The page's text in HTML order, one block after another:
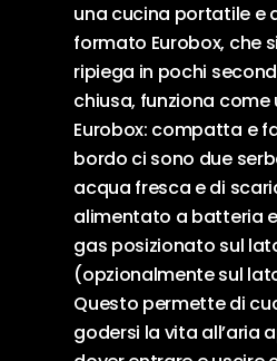
una cucina portatile e
formato Eurobox, che
ripiega in pochi
chiusa, funziona come
Eurobox: compatta e
bordo ci sono due
acqua fresca e di
alimentato a batteria
gas posizionato sul
(opzionalmente sul
Questo permette di
godersi la vita all’aria